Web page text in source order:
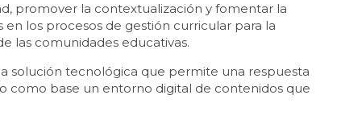
promover la contextualización y fomentar la
los procesos de gestión curricular para la
las comunidades educativas.
solución tecnológica que permite una respuesta
como base un entorno digital de contenidos que